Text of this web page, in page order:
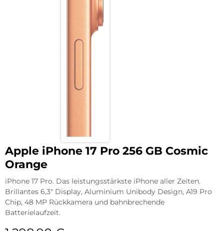
Apple iPhone 17 Pro 256 GB Cosmic
Orange
iPhone 17 Pro. Das leistungsstärkste iPhone aller Zeiten.
Brillantes 6,3″ Display, Aluminium Unibody Design, A19 Pro
Chip, 48 MP Rückkamera und bahnbrechende
Batterielaufzeit.